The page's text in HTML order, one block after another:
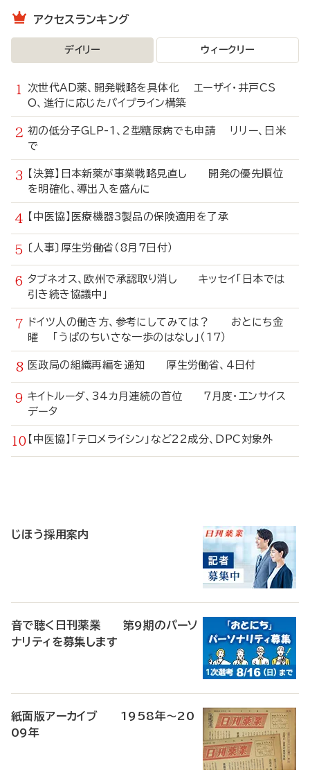
アクセスランキング
デイリー ウィークリー
次世代AD薬、開発戦略を具体化 エーザイ・井戸CS
O、進行に応じたパイプライン構築
初の低分子GLP-1、2型糖尿病でも申請 リリー、日米
で
【決算】日本新薬が事業戦略見直し 開発の優先順位
を明確化、導出入を盛んに
【中医協】医療機器3製品の保険適用を了承
〔人事〕厚生労働省（8月7日付）
タブネオス、欧州で承認取り消し キッセイ「日本では
引き続き協議中」
ドイツ人の働き方、参考にしてみては？ おとにち金
曜 「うぱのちいさな一歩のはなし」（17）
医政局の組織再編を通知 厚生労働省、4日付
キイトルーダ、34カ月連続の首位 7月度・エンサイス
データ
【中医協】「テロメライシン」など22成分、DPC対象外
じほう採用案内
音で聴く日刊薬業 第9期のパーソ
ナリティを募集します
紙面版アーカイブ 1958年～20
09年